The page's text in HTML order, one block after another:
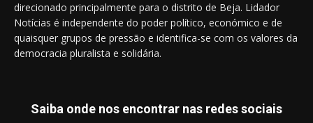
direcionado principalmente para o distrito de Beja. Lidador
Notícias é independente do poder político, económico e de
quaisquer grupos de pressão e identifica-se com os valores da
democracia pluralista e solidária.
Saiba onde nos encontrar nas redes sociais